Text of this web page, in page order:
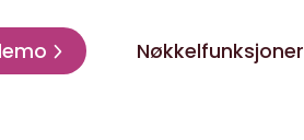
Nøkkelfunksjoner